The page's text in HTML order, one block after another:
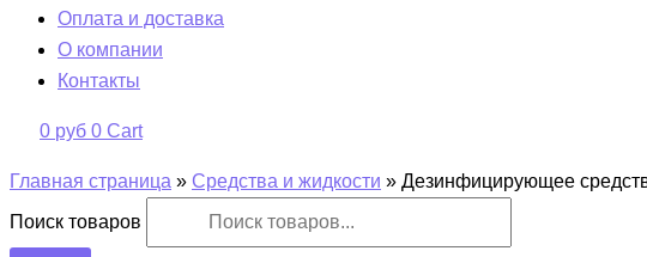
Оплата и доставка
О компании
Контакты
0 руб 0 Cart
Главная страница » Средства и жидкости » Дезинфицирующее
Поиск товаров